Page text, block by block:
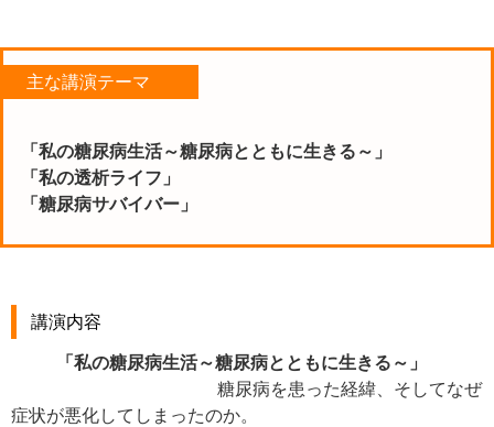
主な講演テーマ
「私の糖尿病生活～糖尿病とともに生きる～」
「私の透析ライフ」
「糖尿病サバイバー」
講演内容
「私の糖尿病生活～糖尿病とともに生きる～」
糖尿病を患った経緯、そしてなぜ
症状が悪化してしまったのか。